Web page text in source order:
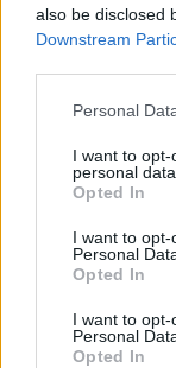
also be disclosed
Downstream
Please note that
not limited to
grant or deny
use your data for
consent section.
Personal
I want to
personal data.
Opted In
I want to
Personal
Opted In
I want to
Personal
Opted In
A Kaliforniával
megszavazott
alapul. Itt is 21
termesztése. A
létrejövő
törvényesen
Massachusetts:
Szemben az
kannabiszt is
hat növényről